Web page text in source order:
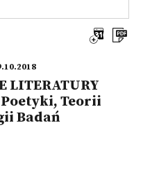
LITERATURY
Poetyki, Teorii
Badań